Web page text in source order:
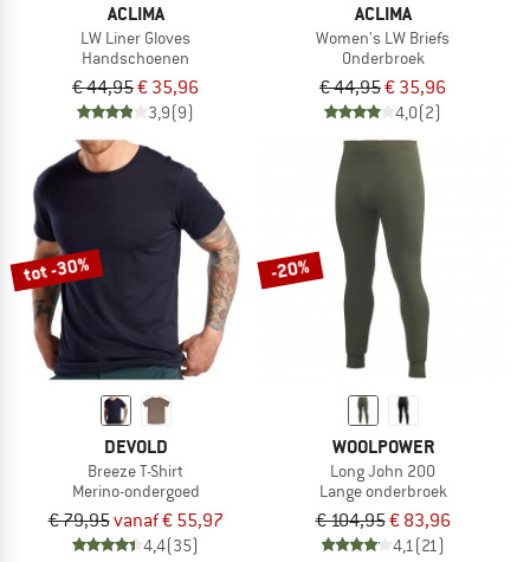
ACLIMA
LW Liner Gloves
Handschoenen
€ 44,95€ 35,96
3,9(9)
ACLIMA
Women's LW Briefs
Onderbroek
€ 44,95€ 35,96
4,0(2)
tot -30%
DEVOLD
Breeze T-Shirt
Merino-ondergoed
€ 79,95vanaf € 55,97
4,4(35)
-20%
WOOLPOWER
Long John 200
Lange onderbroek
€ 104,95€ 83,96
4,1(21)